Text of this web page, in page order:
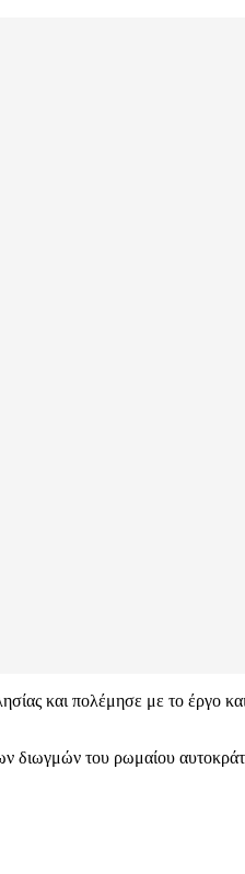
και πολέμησε με το έργο
διωγμών του ρωμαίου